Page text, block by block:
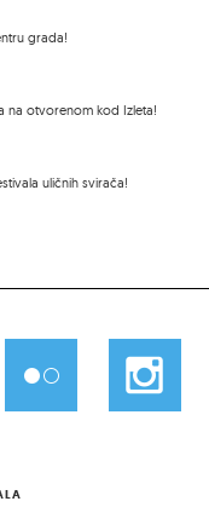
grada!
na otvorenom kod Izleta!
uličnih svirača!